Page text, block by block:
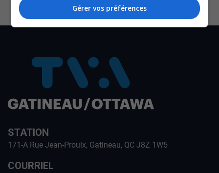
STATION
171-A Rue Jean-Proulx, Gatineau, QC J8Z 1W5
COURRIEL
Gérer vos préférences